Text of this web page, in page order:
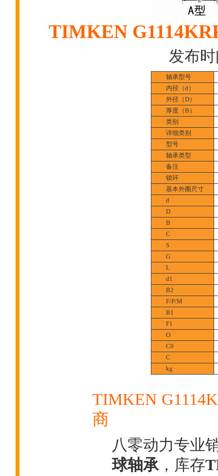
TIMKEN
发布时
轴承型号
内径（d）
外径（D）
厚度（B）
类别
详细类别
型号
轴承类型
备注
锁环
基本外圈尺寸
d
D
B
C
S
G
L
d1
B2
F/P/M
B1
F1
O
C0
C
kg
TIMKEN
商
八零动力专业
球轴承，库存